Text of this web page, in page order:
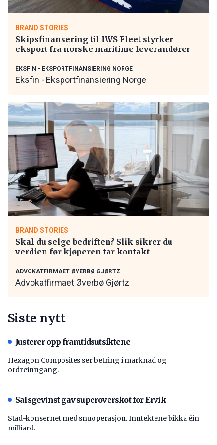
BRAND STORIES
Skipsfinansering til IWS Fleet styrker
eksport fra norske maritime leverandører
EKSFIN - EKSPORTFINANSIERING NORGE
Eksfin - Eksportfinansiering Norge
BRAND STORIES
Skal du selge bedriften? Slik sikrer du
verdien før kjøperen tar kontakt
ADVOKATFIRMAET ØVERBØ GJØRTZ
Advokatfirmaet Øverbø Gjørtz
Siste nytt
Justerer opp framtidsutsiktene
Hexagon Composites ser betring i marknad og
ordreinngang.
Salsgevinst gav superoverskot for Ervik
Stad-konsernet med snuoperasjon. Inntektene bikka éin
milliard.